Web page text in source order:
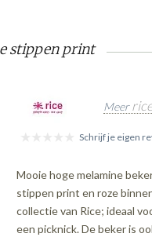
stippen print
Meer
Schrijf je eigen
Mooie hoge melamine
stippen print en roze
collectie van Rice; ideaal
een picknick. De beker is